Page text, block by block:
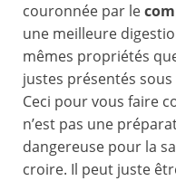
couronnée par le
une meilleure
mêmes propriétés
justes présentés
Ceci pour vous faire
n’est pas une
dangereuse pour la
croire. Il peut juste